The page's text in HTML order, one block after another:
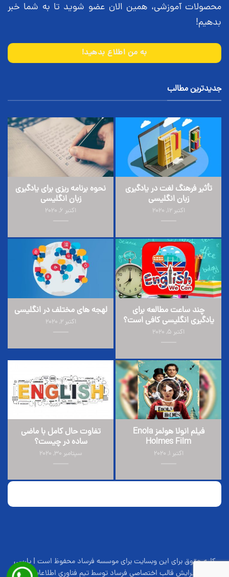
محصولات آموزشی، همین الان عضو شوید تا به شما خبر
بدهیم!
به من اطلاع بدهید!
جدیدترین مطالب
تأثیر فرهنگ لغت در یادگیری
زبان انگلیسی
اکتبر 12, 2020
نحوه برنامه ریزی برای یادگیری
زبان انگلیسی
اکتبر 6, 2020
چند ساعت مطالعه برای
یادگیری انگلیسی کافی است؟
اکتبر 5, 2020
لهجه های مختلف در انگلیسی
اکتبر 2, 2020
فیلم انولا هولمز Enola
Holmes Film
اکتبر 1, 2020
تفاوت حال کامل با ماضی
ساده در چیست؟
سپتامبر 30, 2020
کلیه حقوق برای این وبسایت برای موسسه فرساد محفوظ است | پارسی
سازی و ویرایش قالب اختصاصی فرساد توسط تیم فناوری اطلاعات موسسه